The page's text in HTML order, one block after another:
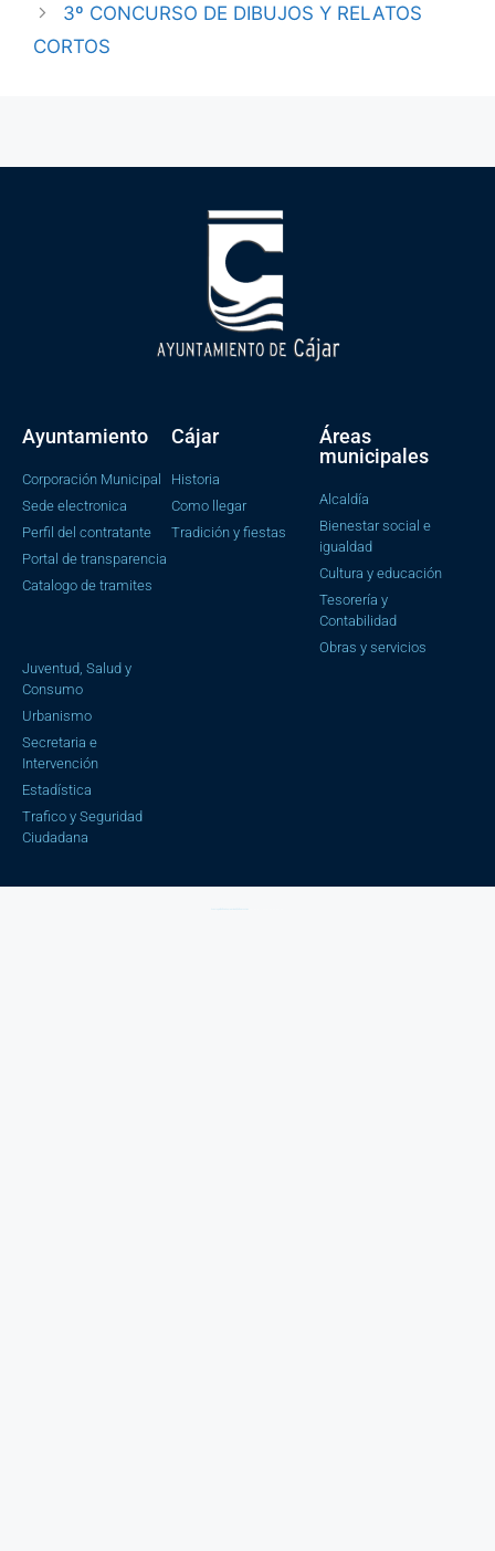
3º CONCURSO DE DIBUJOS Y RELATOS
CORTOS
Ayuntamiento
Corporación Municipal
Sede electronica
Perfil del contratante
Portal de transparencia
Catalogo de tramites
Cájar
Historia
Como llegar
Tradición y fiestas
Áreas
municipales
Alcaldía
Bienestar social e
igualdad
Cultura y educación
Tesorería y
Contabilidad
Obras y servicios
Juventud, Salud y
Consumo
Urbanismo
Secretaria e
Intervención
Estadística
Trafico y Seguridad
Ciudadana